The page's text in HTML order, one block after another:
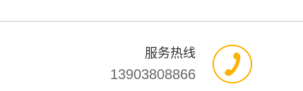
服务热线
13903808866